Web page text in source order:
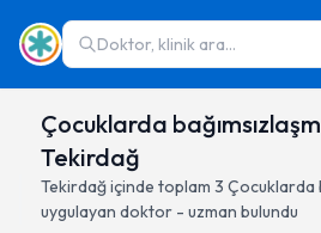
Doktor, klinik ara...
Çocuklarda
Tekirdağ
Tekirdağiçinde toplam 3 Çocuklarda
uygulayan doktor - uzman bulundu